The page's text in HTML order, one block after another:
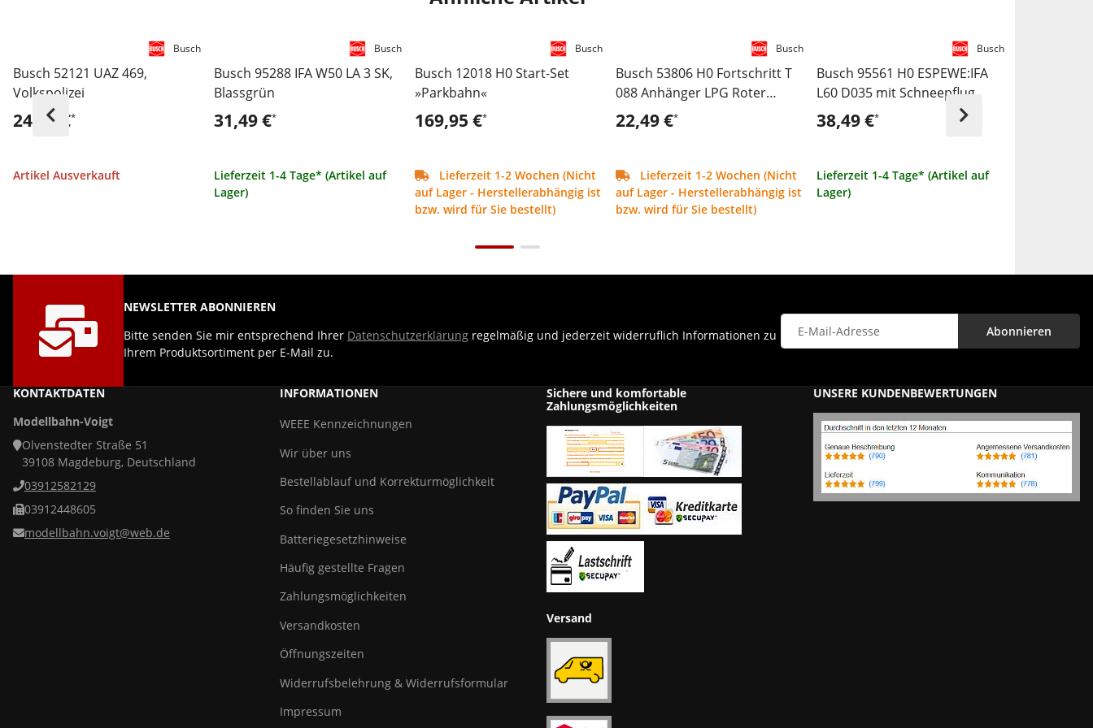
Busch 52121 UAZ 469,
Volkspolizei
24,99 €*
Artikel Ausverkauft
Busch
Busch 95288 IFA W50 LA 3 SK,
Blassgrün
31,49 €*
Lieferzeit 1-4 Tage* (Artikel auf
Lager)
Busch
Busch 12018 H0 Start-Set
»Parkbahn«
169,95 €*
Lieferzeit 1-2 Wochen (Nicht
auf Lager - Herstellerabhängig ist
bzw. wird für Sie bestellt)
Busch
Busch 53806 H0 Fortschritt T
088 Anhänger LPG Roter
Oktober
22,49 €*
Lieferzeit 1-2 Wochen (Nicht
auf Lager - Herstellerabhängig ist
bzw. wird für Sie bestellt)
Busch
Busch 95561 H0 ESPEWE:IFA
L60 D035 mit Schneepflug
38,49 €*
Lieferzeit 1-4 Tage* (Artikel auf
Lager)
Busch
KONTAKTDATEN
Modellbahn-Voigt
Olvenstedter Straße 51
39108 Magdeburg, Deutschland
03912582129
03912448605
modellbahn.voigt@web.de
INFORMATIONEN
WEEE Kennzeichnungen
Wir über uns
Bestellablauf und Korrekturmöglichkeit
So finden Sie uns
Batteriegesetzhinweise
Häufig gestellte Fragen
Zahlungsmöglichkeiten
Versandkosten
Öffnungszeiten
Widerrufsbelehrung & Widerrufsformular
Impressum
Sichere und komfortable
Zahlungsmöglichkeiten
Versand
UNSERE KUNDENBEWERTUNGEN
NEWSLETTER ABONNIEREN
Bitte senden Sie mir entsprechend Ihrer Datenschutzerklärung regelmäßig und jederzeit widerruflich Informationen zu
Ihrem Produktsortiment per E-Mail zu.
Abonnieren